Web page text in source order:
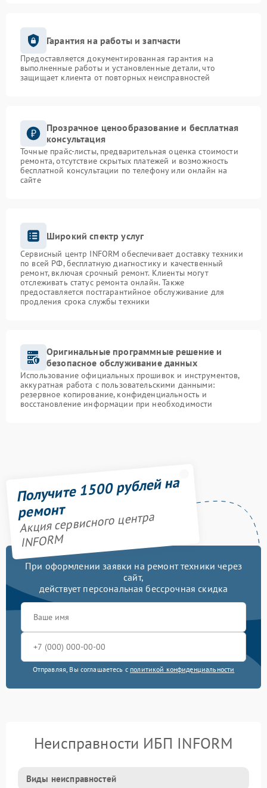
Гарантия на работы и запчасти
Предоставляется документированная гарантия на
выполненные работы и установленные детали, что
защищает клиента от повторных неисправностей
Прозрачное ценообразование и бесплатная
консультация
Точные прайс-листы, предварительная оценка стоимости
ремонта, отсутствие скрытых платежей и возможность
бесплатной консультации по телефону или онлайн на
сайте
Широкий спектр услуг
Сервисный центр INFORM обеспечивает доставку техники
по всей РФ, бесплатную диагностику и качественный
ремонт, включая срочный ремонт. Клиенты могут
отслеживать статус ремонта онлайн. Также
предоставляется постгарантийное обслуживание для
продления срока службы техники
Оригинальные программные решение и
безопасное обслуживание данных
Использование официальных прошивок и инструментов,
аккуратная работа с пользовательскими данными:
резервное копирование, конфиденциальность и
восстановление информации при необходимости
Получите 1500 рублей на
ремонт
Акция сервисного центра
INFORM
При оформлении заявки на ремонт техники через
сайт,
действует персональная бессрочная скидка
Отправляя, Вы соглашаетесь с политикой конфиденциальности
Неисправности ИБП INFORM
Виды неисправностей